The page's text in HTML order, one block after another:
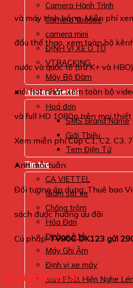
Camera Hành Trình
Camera Yoosee
camera mini
ĐỊNH VỊ XE Ô TÔ
VTRACKING
Máy Bộ Đàm
Internet Viettel
Hoá đơn
SMS Brand Name
Giới Thiệu
Tem Điện Tử
Tin tức
CA VIETTEL
Giám sát xe
Chống trộm
Hóa Đơn
Định vị ô tô
Máy Ghi Âm
Định vị xe máy
Máy Phát Hiện Nghe Lén
và máy tính bảng. Miễn phí
đấu thể thao, xem toàn bộ
nước và quốc tế (trừ K+ và
mới hot nhất, xem toàn bộ
và full HD 1080p trên mọi thiết
Xem miễn phí Cúp C1, C2, C3.
Anh mỗi tuần.
Đối tượng áp dụng: Thuê bao
sách được hưởng ưu đãi
Cú pháp:TV90C DK123 gửi
Để lại một bình luận